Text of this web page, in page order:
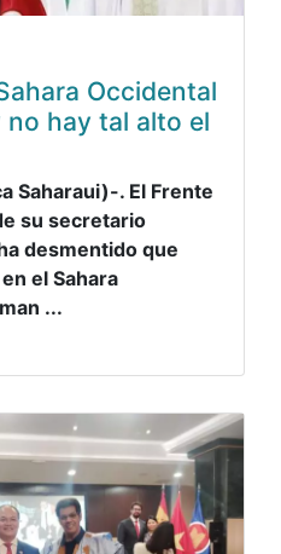
Occidental
hay tal alto el
Saharaui)-. El Frente
su secretario
desmentido que
el Sahara
...